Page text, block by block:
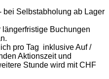
bei Selbstabholung ab Lager
Buchungen
pro Tag inklusive Auf /
Aktionszeit und
Stunde wird mit CHF